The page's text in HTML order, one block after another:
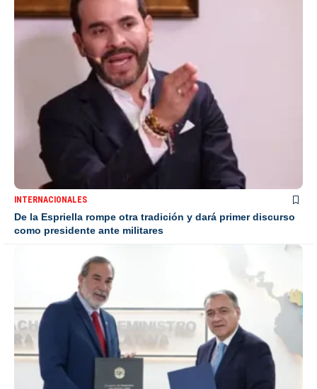
INTERNACIONALES
De la Espriella rompe otra tradición y dará primer discurso
como presidente ante militares